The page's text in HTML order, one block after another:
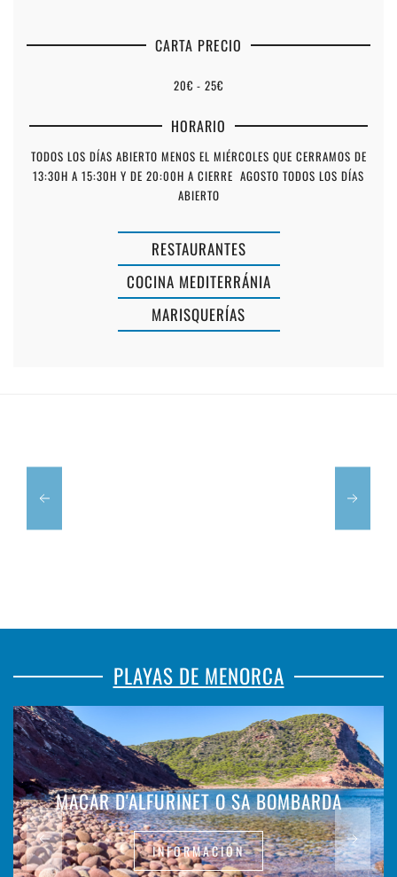
CARTA PRECIO
20€ - 25€
HORARIO
TODOS LOS DÍAS ABIERTO MENOS EL MIÉRCOLES QUE CERRAMOS DE
13:30H A 15:30H Y DE 20:00H A CIERRE AGOSTO TODOS LOS DÍAS
ABIERTO
RESTAURANTES
COCINA MEDITERRÁNIA
MARISQUERÍAS
CA
L'ITALIÀ
PLAYAS DE MENORCA
MACAR D'ALFURINET O SA BOMBARDA
INFORMACIÓN